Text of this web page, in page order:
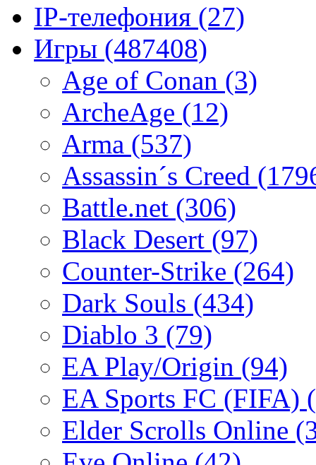
IP-телефония (27)
Игры (487408)
Age of Conan (3)
ArcheAge (12)
Arma (537)
Assassin´s Creed
Battle.net (306)
Black Desert (97)
Counter-Strike (264)
Dark Souls (434)
Diablo 3 (79)
EA Play/Origin (94)
EA Sports FC (FIFA)
Elder Scrolls Online